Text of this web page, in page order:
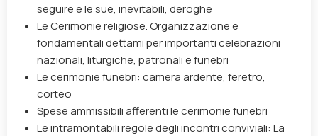
seguire e le sue, inevitabili, deroghe
Le Cerimonie religiose. Organizzazione e
fondamentali dettami per importanti celebrazioni
nazionali, liturgiche, patronali e funebri
Le cerimonie funebri: camera ardente, feretro,
corteo
Spese ammissibili afferenti le cerimonie funebri
Le intramontabili regole degli incontri conviviali: La